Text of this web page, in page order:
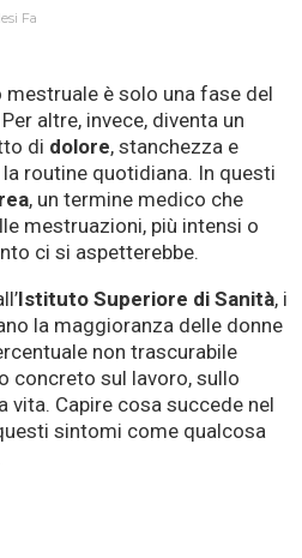
Fa
è solo una fase del
altre, invece, diventa un
di dolore, stanchezza e
routine quotidiana. In questi
, un termine medico che
mestruazioni, più intensi o
ci si aspetterebbe.
Istituto Superiore di Sanità, i
la maggioranza delle donne
non trascurabile
concreto sul lavoro, sullo
vita. Capire cosa succede nel
sintomi come qualcosa